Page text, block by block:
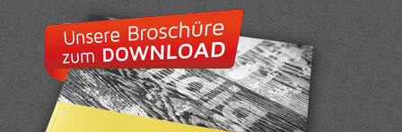
window
new
window
new
window